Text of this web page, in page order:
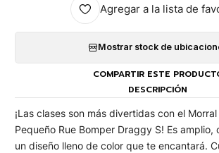
Agregar a la lista de
Mostrar stock de
COMPARTIR ESTE
DESCRIPCIÓN
¡Las clases son más divertidas con el
Pequeño Rue Bomper Draggy S! Es amplio,
un diseño lleno de color que te encantará.